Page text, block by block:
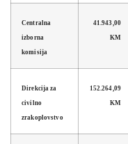
Centralna
izborna
komisija
41.943,00
KM
Direkcija za
civilno
zrakoplovstvo
152.264,09
KM